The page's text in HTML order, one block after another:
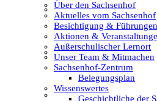
Kultur und Bildung
Plattdeutsch
Sachsenhof
Über den Sachsenhof
Aktuelles vom Sachsenhof
Besichtigung & Führungen
Aktionen &
Außerschulischer Lernort
Unser Team & Mitmachen
Sachsenhof-Zentrum
Belegungsplan
Wissenswertes
Geschichtliche der